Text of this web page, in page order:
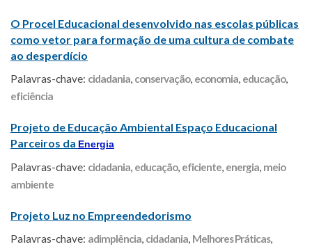
O Procel Educacional desenvolvido nas escolas públicas
como vetor para formação de uma cultura de combate
ao desperdício
Palavras-chave: cidadania, conservação, economia, educação,
eficiência
Projeto de Educação Ambiental Espaço Educacional
Parceiros da Energia
Palavras-chave: cidadania, educação, eficiente, energia, meio
ambiente
Projeto Luz no Empreendedorismo
Palavras-chave: adimplência, cidadania, Melhores Práticas,